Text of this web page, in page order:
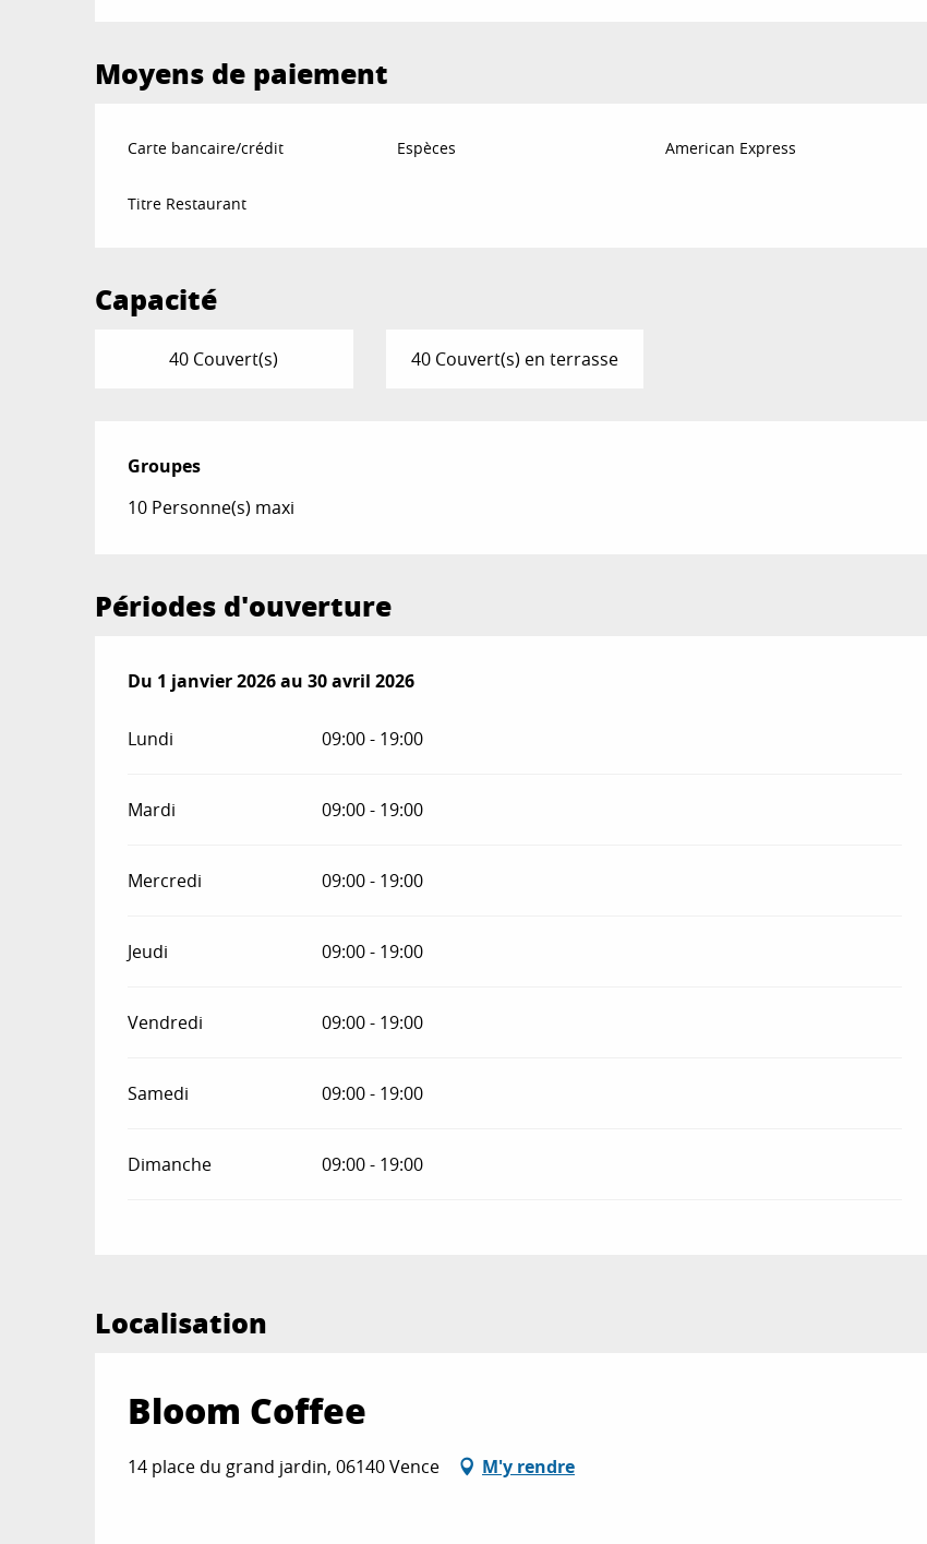
Moyens de paiement
Carte bancaire/crédit Espèces American Express
Titre Restaurant
Capacité
40 Couvert(s) 40 Couvert(s) en terrasse
Groupes
Groupes
10 Personne(s) maxi
Périodes d'ouverture
Du 1 janvier 2026au 30 avril 2026
Du 1 janvier 2026au 30 avril 2026
Lundi 09:00 - 19:00
Mardi 09:00 - 19:00
Mercredi 09:00 - 19:00
Jeudi 09:00 - 19:00
Vendredi 09:00 - 19:00
Samedi 09:00 - 19:00
Dimanche 09:00 - 19:00
Localisation
Bloom Coffee
14 place du grand jardin, 06140 Vence M'y rendre